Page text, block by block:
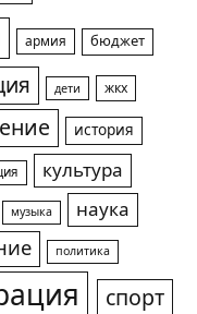
армия бюджет
дети жкх
история
культура
музыка
наука
политика
спорт